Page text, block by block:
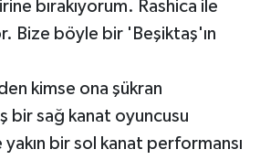
bırakıyorum. Rashica ile
Bize böyle bir 'Beşiktaş'ın
kimse ona şükran
bir sağ kanat oyuncusu
bir sol kanat performansı